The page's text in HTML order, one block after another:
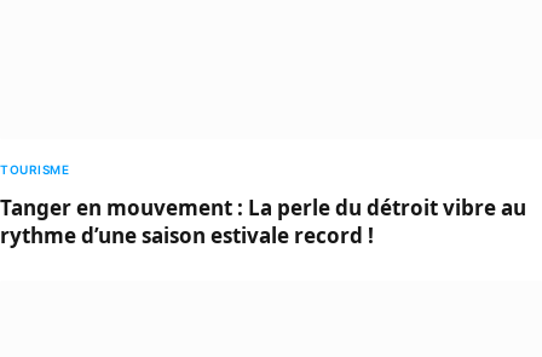
TOURISME
Tanger en mouvement : La perle du détroit vibre au
rythme d’une saison estivale record !